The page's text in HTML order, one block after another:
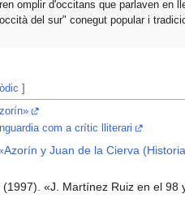
omplir d'occitans que parlaven en
del sur" conegut popular i
]
com a crític lliterari
y Juan de la Cierva
«J. Martínez Ruiz en el